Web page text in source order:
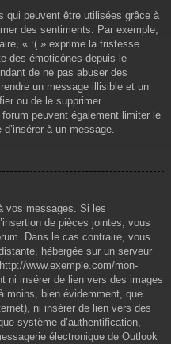
qui peuvent être utilisées grâce à
des sentiments. Par exemple,
« :( » exprime la tristesse.
des émoticônes depuis le
de ne pas abuser des
un message illisible et un
ou de le supprimer
peuvent également limiter le
à un message.
vos messages. Si les
de pièces jointes, vous
Dans le cas contraire, vous
hébergée sur un serveur
www.exemple.com/mon-
ni insérer de lien vers des images
moins, bien évidemment, que
ni insérer de lien vers des
système d’authentification,
électronique de Outlook